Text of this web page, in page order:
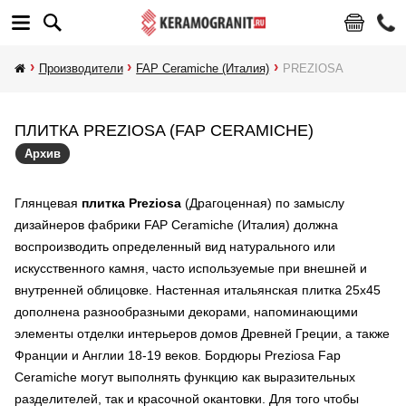
Производители FAP Ceramiche (Италия) PREZIOSA
ПЛИТКА PREZIOSA (FAP CERAMICHE)
Архив
Глянцевая плитка Preziosa (Драгоценная) по замыслу
дизайнеров фабрики FAP Ceramiche (Италия) должна
воспроизводить определенный вид натурального или
искусственного камня, часто используемые при внешней и
внутренней облицовке. Настенная итальянская плитка 25х45
дополнена разнообразными декорами, напоминающими
элементы отделки интерьеров домов Древней Греции, а также
Франции и Англии 18-19 веков. Бордюры Preziosa Fap
Ceramiche могут выполнять функцию как выразительных
разделителей, так и красочной окантовки. Для того чтобы